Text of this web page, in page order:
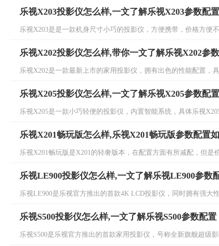
乐视X203投影仪怎么样,一文了解乐视X203参数配置
乐视X203是是一款机身尺寸小巧的投影仪，方便携带，价格方便
乐视X202投影仪怎么样,带你一文了解乐视X202参
乐视X202是一款最新上市的家用投影仪，拥有出色的性能配置，
乐视X205投影仪怎么样,一文了解乐视X205参数配置
乐视X205是一款小巧轻便的投影仪，内置智能系统，具体乐视
乐视X201畅玩版怎么样,乐视X201畅玩版参数配置
乐视X201畅玩版是X201的轻奢版本，在配置方面有所减配，但
乐视LE900投影仪怎么样,一文了解乐视LE900参数
乐视LE900是乐视官方推出的首款4K LCD投影仪，同时拥有强大
乐视S500投影仪怎么样,一文了解乐视S500参数配置
乐视S500是乐视官方推出的首款家用投影仪，号称全新旗舰超级